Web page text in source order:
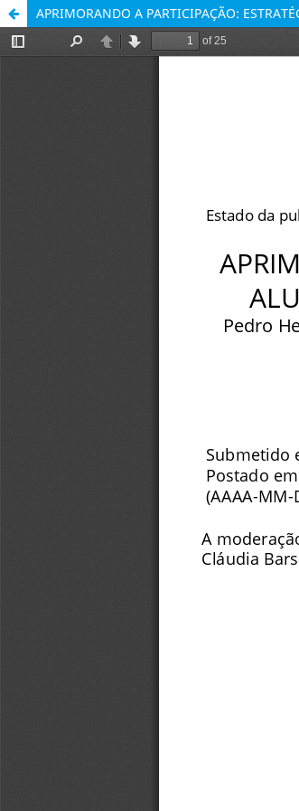
APRIMORANDO A PARTICIPAÇÃO: